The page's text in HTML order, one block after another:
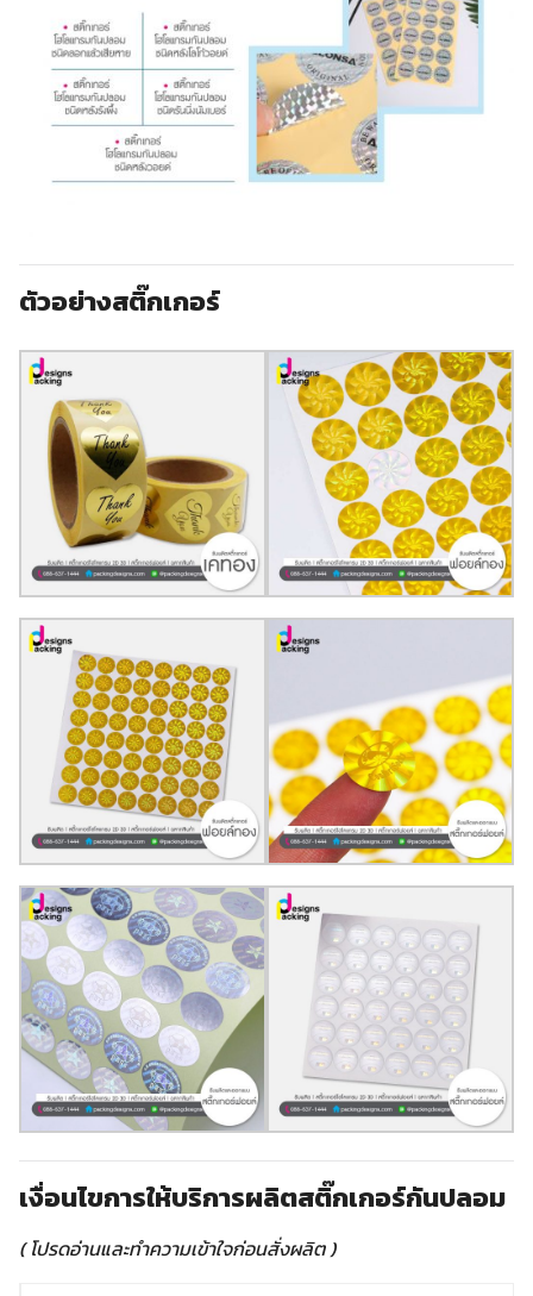
ตัวอย่างสติ๊กเกอร์
เงื่อนไขการให้บริการผลิตสติ๊กเกอร์กันปลอม
( โปรดอ่านและทำความเข้าใจก่อนสั่งผลิต )